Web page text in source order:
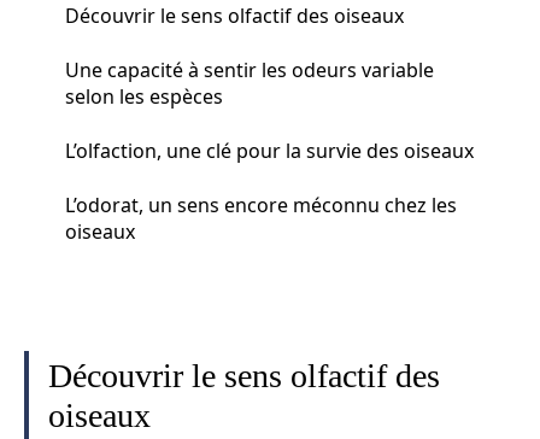
Découvrir le sens olfactif des oiseaux
Une capacité à sentir les odeurs variable
selon les espèces
L’olfaction, une clé pour la survie des oiseaux
L’odorat, un sens encore méconnu chez les
oiseaux
Découvrir le sens olfactif des
oiseaux